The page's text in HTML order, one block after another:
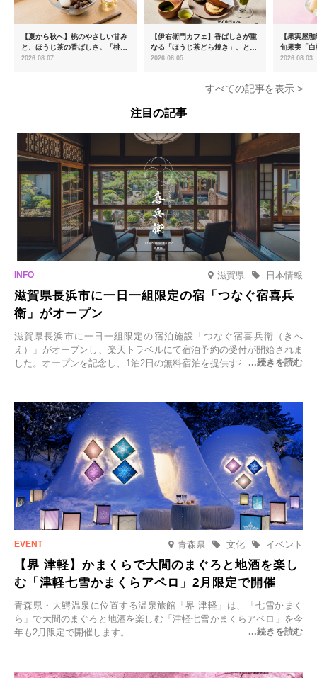
【夏から秋へ】桃のやさしい甘み
と、ほうじ茶の香ばしさ。「桃と
ほうじ茶のあんみつ」を8月中旬
2026.08.07
【伊右衛門カフェ】香ばしさが重
なる「ほうじ茶どら焼き」、とろ
ける「宇治抹茶ティラミス」が新
2026.08.05
【果実屋
旬果実「
限定販売
2026.08.03
すべての記事を表示 >
注目の記事
滋賀県 日本情報
滋賀県長浜市に一日一組限定の宿「つなぐ宿喜兵
衛」がオープン
滋賀県長浜市に一日一組限定の宿泊施設「つなぐ宿喜兵衛（きへ
え）」がオープンし、楽天トラベルにて宿泊予約の受付が開始されま
した。オープンを記念し、1泊2日の無料宿泊を提供するキャンペーン
一組限定の宿だからこそ叶う、大切な人との特別な時間を体験いただ
けます。
青森県 イベント
文化
【界 津軽】かまくらで大間のまぐろと地酒を楽し
む「津軽七雪かまくらアペロ」2月限定で開催
青森県・大鰐温泉に位置する温泉旅館「界 津軽」は、「七雪かまく
ら」で大間のまぐろと地酒を楽しむ「津軽七雪かまくらアペロ」を今
年も2月限定で開催します。